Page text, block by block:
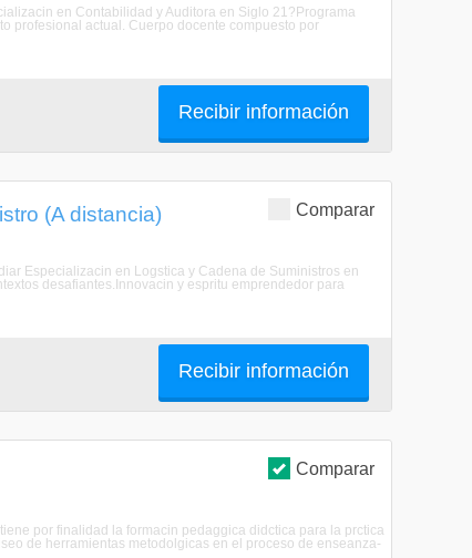
en Contabilidad y Auditora en Siglo 21?Programa
profesional actual. Cuerpo docente compuesto por
Recibir información
Comparar
(A distancia)
Especializacin en Logstica y Cadena de Suministros en
desafiantes.Innovacin y espritu emprendedor para
Recibir información
Comparar
por finalidad la formacin pedaggica didctica para la prctica
de herramientas metodolgicas en el proceso de enseanza-